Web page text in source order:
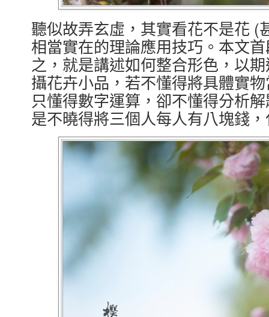
聽似故弄玄虛，其實看花不是花 (
相當實在的理論應用技巧。本文
之，就是講述如何整合形色，以
攝花卉小品，若不懂得將具體實
只懂得數字運算，卻不懂得分析
是不曉得將三個人每人有八塊錢